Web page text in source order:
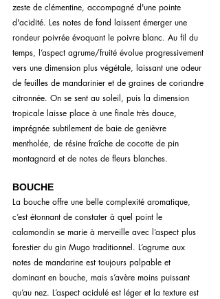
zeste de clémentine, accompagné d'une pointe
d'acidité. Les notes de fond laissent émerger une
rondeur poivrée évoquant le poivre blanc. Au fil du
temps, l’aspect agrume/fruité évolue progressivement
vers une dimension plus végétale, laissant une odeur
de feuilles de mandarinier et de graines de coriandre
citronnée. On se sent au soleil, puis la dimension
tropicale laisse place à une finale très douce,
imprégnée subtilement de baie de genièvre
mentholée, de résine fraîche de cocotte de pin
montagnard et de notes de fleurs blanches.
BOUCHE
La bouche offre une belle complexité aromatique,
c’est étonnant de constater à quel point le
calamondin se marie à merveille avec l’aspect plus
forestier du gin Mugo traditionnel. L’agrume aux
notes de mandarine est toujours palpable et
dominant en bouche, mais s’avère moins puissant
qu’au nez. L’aspect acidulé est léger et la texture est